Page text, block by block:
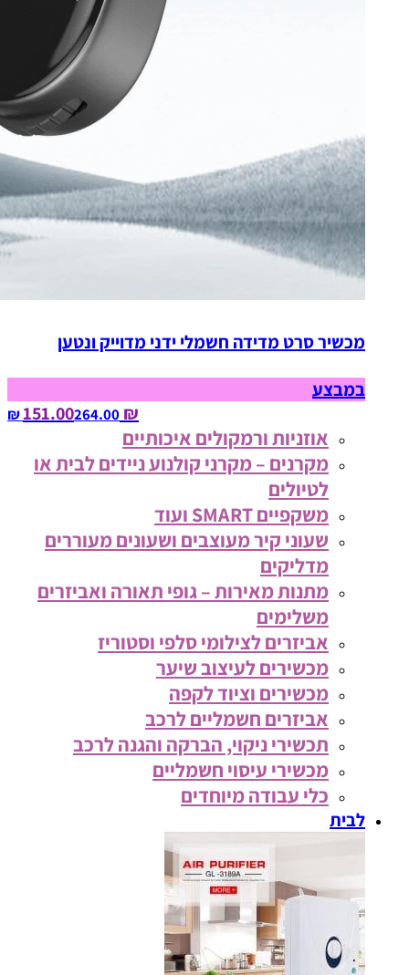
מכשיר סרט מדידה חשמלי ידני מדוייק ונטען
במבצע
₪ 151.00
264.00‏ ₪
אוזניות ורמקולים איכותיים
מקרנים – מקרני קולנוע ניידים לבית או
לטיולים
משקפיים SMART ועוד
שעוני קיר מעוצבים ושעונים מעוררים
מדליקים
מתנות מאירות – גופי תאורה ואביזרים
משלימים
אביזרים לצילומי סלפי וסטוריז
מכשירים לעיצוב שיער
מכשירים וציוד לקפה
אביזרים חשמליים לרכב
תכשירי ניקוי, הברקה והגנה לרכב
מכשירי עיסוי חשמליים
כלי עבודה מיוחדים
לבית